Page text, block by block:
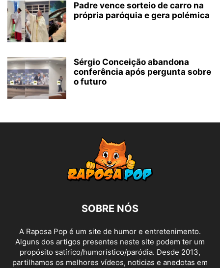
Padre vence sorteio de carro na
própria paróquia e gera polémica
Sérgio Conceição abandona
conferência após pergunta sobre
o futuro
SOBRE NÓS
A Raposa Pop é um site de humor e entretenimento.
Alguns dos artigos presentes neste site podem ter um
propósito satírico/humorístico/paródia. Desde 2013,
partilhamos os melhores vídeos, noticias e anedotas em